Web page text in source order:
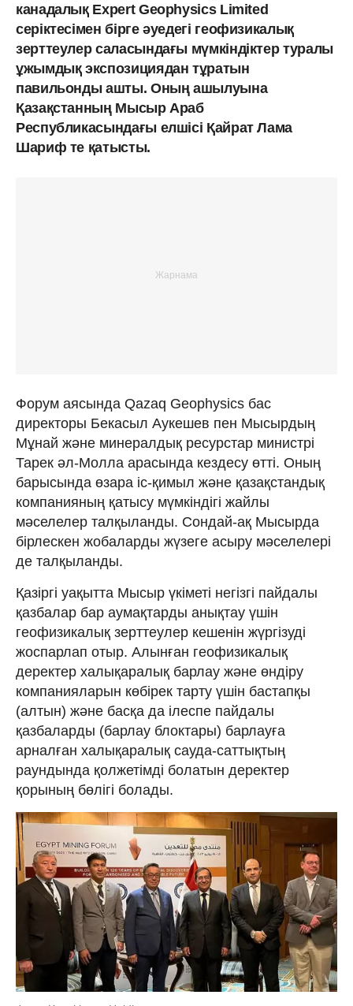
канадалық Expert Geophysics Limited
серіктесімен бірге әуедегі геофизикалық
зерттеулер саласындағы мүмкіндіктер туралы
ұжымдық экспозициядан тұратын
павильонды ашты. Оның ашылуына
Қазақстанның Мысыр Араб
Республикасындағы елшісі Қайрат Лама
Шариф те қатысты.
Форум аясында Qazaq Geophysics бас
директоры Бекасыл Аукешев пен Мысырдың
Мұнай және минералдық ресурстар министрі
Тарек әл-Молла арасында кездесу өтті. Оның
барысында өзара іс-қимыл және қазақстандық
компанияның қатысу мүмкіндігі жайлы
мәселелер талқыланды. Сондай-ақ Мысырда
бірлескен жобаларды жүзеге асыру мәселелері
де талқыланды.
Қазіргі уақытта Мысыр үкіметі негізгі пайдалы
қазбалар бар аумақтарды анықтау үшін
геофизикалық зерттеулер кешенін жүргізуді
жоспарлап отыр. Алынған геофизикалық
деректер халықаралық барлау және өндіру
компанияларын көбірек тарту үшін бастапқы
(алтын) және басқа да ілеспе пайдалы
қазбаларды (барлау блоктары) барлауға
арналған халықаралық сауда-саттықтың
раундында қолжетімді болатын деректер
қорының бөлігі болады.